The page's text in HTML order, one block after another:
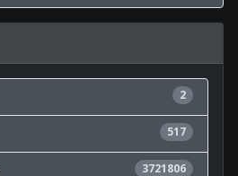
2
517
3721806